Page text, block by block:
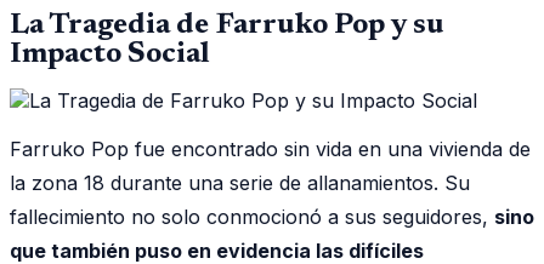
La Tragedia de Farruko Pop y su
Impacto Social
Farruko Pop fue encontrado sin vida en una vivienda de
la zona 18 durante una serie de allanamientos. Su
fallecimiento no solo conmocionó a sus seguidores, sino
que también puso en evidencia las difíciles